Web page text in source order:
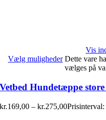
Vis
Vælg muligheder Dette vare
vælges på
Vetbed Hundetæppe
kr.169,00 – kr.275,00